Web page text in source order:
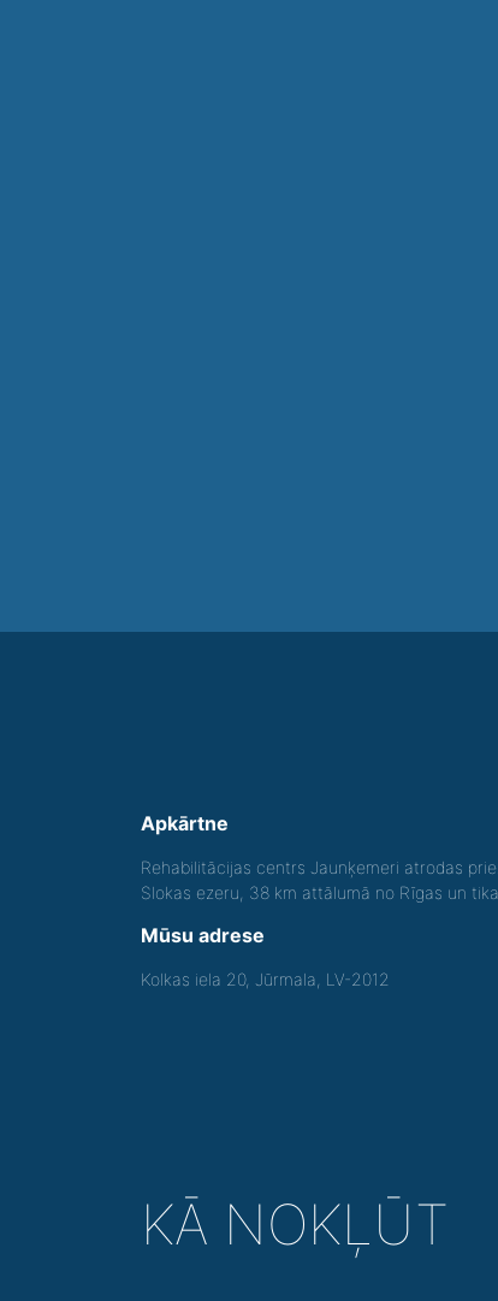
Apkārtne
Rehabilitācijas centrs Jaunķemeri atrodas
Slokas ezeru, 38 km attālumā no Rīgas un
Mūsu adrese
Kolkas iela 20, Jūrmala, LV-2012
KĀ NOKĻŪT